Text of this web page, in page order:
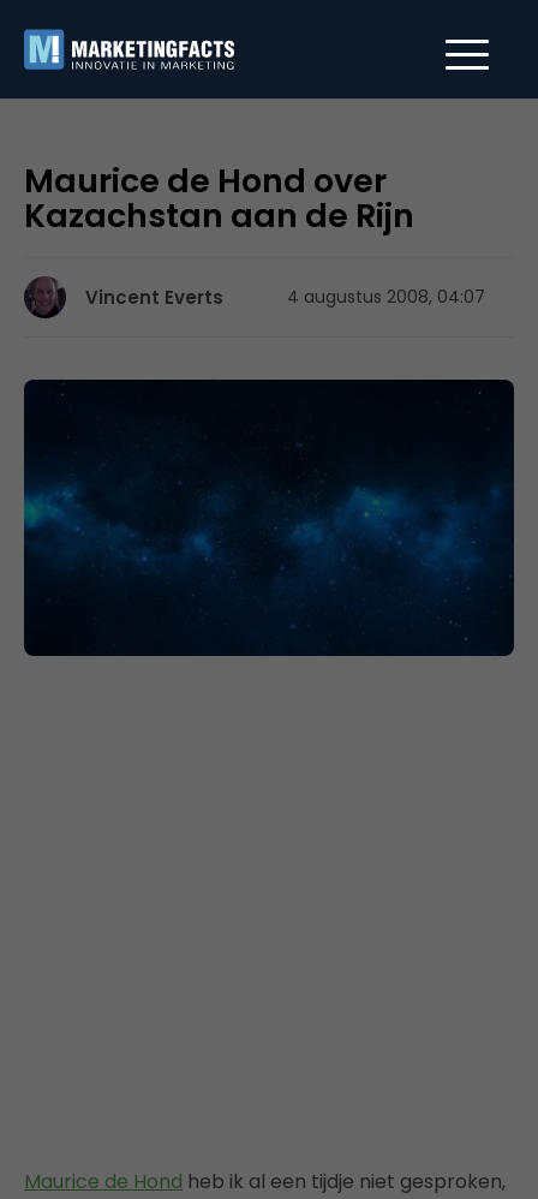
Maurice de Hond over
Kazachstan aan de Rijn
Vincent Everts 4 augustus 2008, 04:07
Maurice de Hond heb ik al een tijdje niet gesproken,